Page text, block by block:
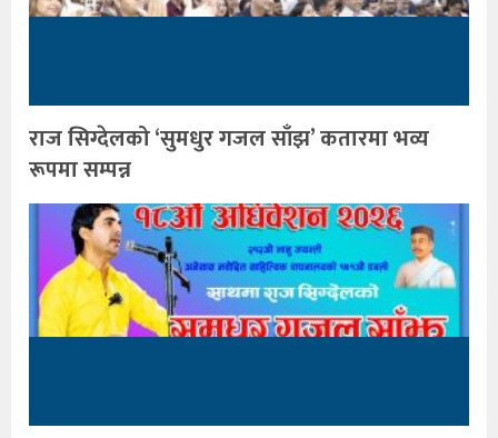
राज सिग्देलको ‘सुमधुर गजल साँझ’ कतारमा भव्य
रूपमा सम्पन्न